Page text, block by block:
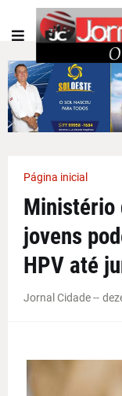
Página inicial
Ministério
jovens
HPV até
Jornal Cidade --